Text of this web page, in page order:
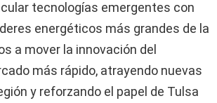
tecnologías emergentes con
energéticos más grandes de la
a mover la innovación del
más rápido, atrayendo nuevas
y reforzando el papel de Tulsa